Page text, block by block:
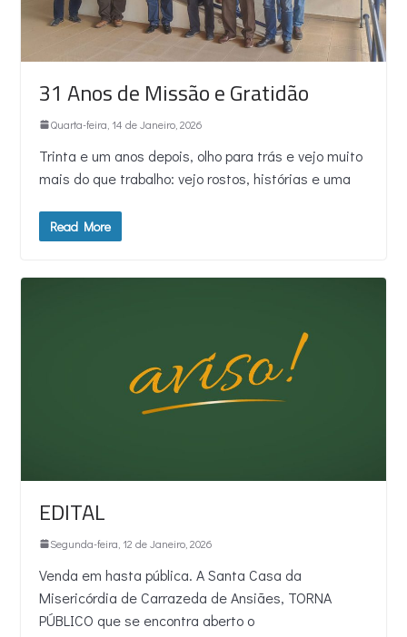
31 Anos de Missão e Gratidão
Quarta-feira, 14 de Janeiro, 2026
Trinta e um anos depois, olho para trás e vejo muito
mais do que trabalho: vejo rostos, histórias e uma
Read More
EDITAL
Segunda-feira, 12 de Janeiro, 2026
Venda em hasta pública. A Santa Casa da
Misericórdia de Carrazeda de Ansiães, TORNA
PÚBLICO que se encontra aberto o